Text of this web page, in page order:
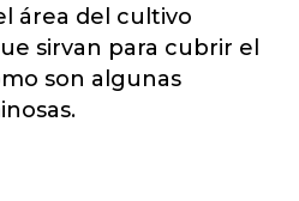
área del cultivo
sirvan para cubrir el
son algunas